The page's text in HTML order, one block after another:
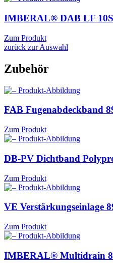
IMBERAL® DAB LF 10S
Zum Produkt
zurück zur Auswahl
Zubehör
FAB Fugenabdeckband
Zum Produkt
DB-PV Dichtband
Zum Produkt
VE Verstärkungseinlage
Zum Produkt
IMBERAL® Multidrain